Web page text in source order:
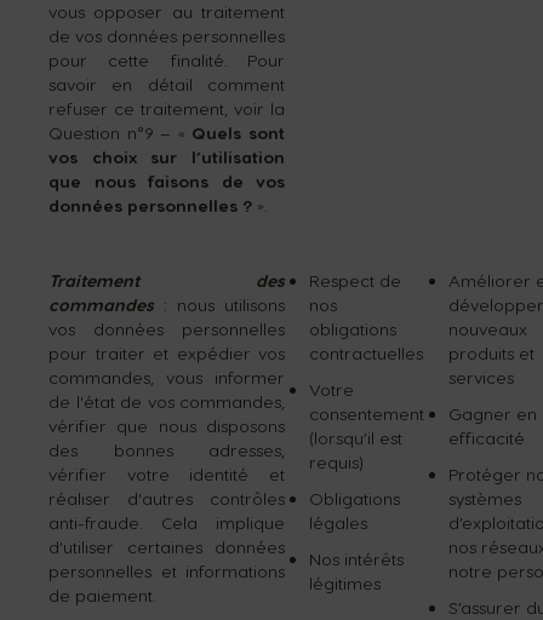
vous opposer au traitement
de vos données personnelles
pour cette finalité. Pour
savoir en détail comment
refuser ce traitement, voir la
Question n°9 – « Quels sont
vos choix sur l’utilisation
que nous faisons de vos
données personnelles ? ».
Traitement des
commandes : nous utilisons
vos données personnelles
pour traiter et expédier vos
commandes, vous informer
de l'état de vos commandes,
vérifier que nous disposons
des bonnes adresses,
vérifier votre identité et
réaliser d'autres contrôles
anti-fraude. Cela implique
d'utiliser certaines données
personnelles et informations
de paiement.
Respect de
nos
obligations
contractuelles
Votre
consentement
(lorsqu’il est
requis)
Obligations
légales
Nos intérêts
légitimes
Améliorer
nouveaux
produits et
services
Gagner en
efficacité
Protéger
systèmes
nos
notre
S’assurer